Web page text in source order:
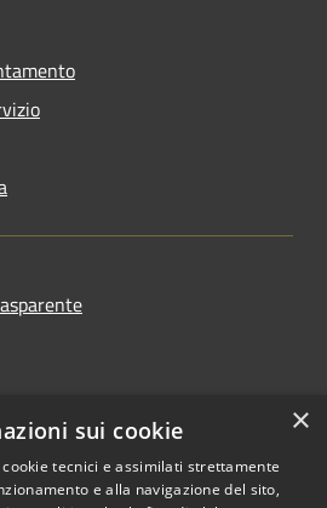
×
sui cookie
tecnici e assimilati strettamente
e alla navigazione del sito,